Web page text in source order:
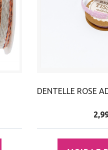
DENTELLE ROSE